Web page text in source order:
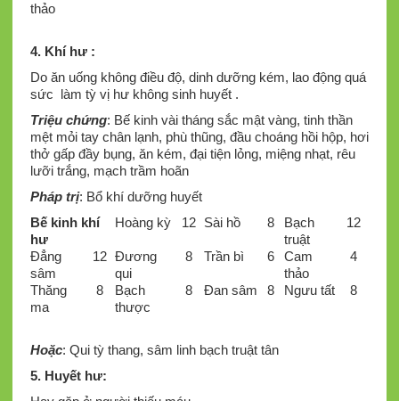
thảo
4. Khí hư:
Do ăn uống không điều độ, dinh dưỡng kém, lao động quá
sức làm tỳ vị hư không sinh huyết .
Triệu chứng: Bế kinh vài tháng sắc mật vàng, tinh thần
mệt mỏi tay chân lạnh, phù thũng, đầu choáng hồi hộp, hơi
thở gấp đầy bụng, ăn kém, đại tiện lỏng, miệng nhạt, rêu
lưỡi trắng, mạch trầm hoãn
Pháp trị: Bổ khí dưỡng huyết
Bế kinh khí
hư
Hoàng kỳ 12 Sài hồ 8
Bạch
truật
12
Đẳng
sâm
12 Đương
qui
8 Trần bì 6
Cam
thảo
4
Thăng
ma
8
Bạch
thược
8 Đan sâm 8 Ngưu tất 8
Hoặc: Qui tỳ thang, sâm linh bạch truật tân
5. Huyết hư: